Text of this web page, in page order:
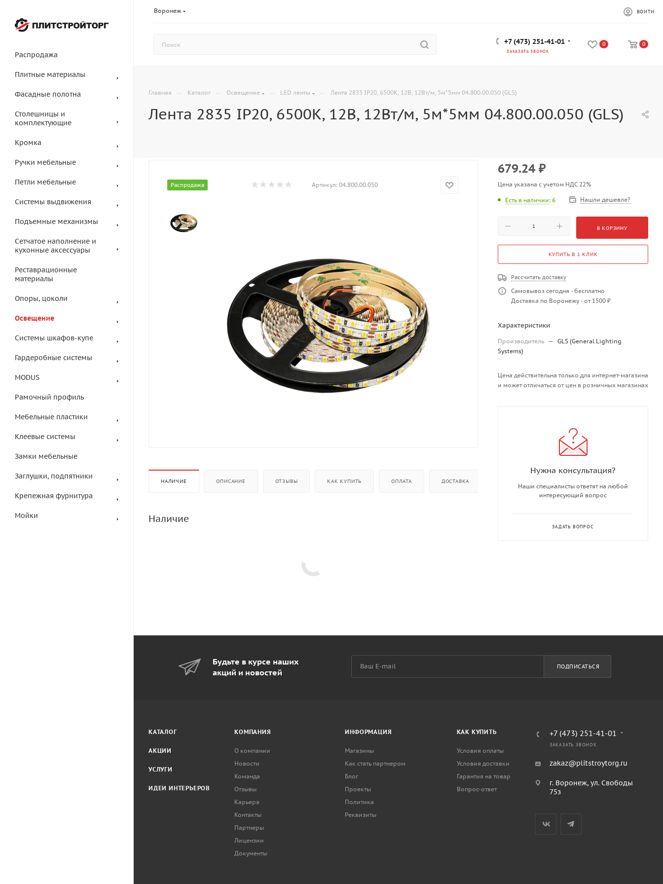
Воронеж ВОЙТИ
+7 (473) 251-41-01
ЗАКАЗАТЬ ЗВОНОК
0 0
Распродажа
Плитные материалы
Фасадные полотна
Столешницы и
комплектующие
Кромка
Ручки мебельные
Петли мебельные
Системы выдвижения
Подъемные механизмы
Сетчатое наполнение и
кухонные аксессуары
Реставрационные
материалы
Опоры, цоколи
Освещение
Системы шкафов-купе
Гардеробные системы
MODUS
Рамочный профиль
Мебельные пластики
Клеевые системы
Замки мебельные
Заглушки, подпятники
Крепежная фурнитура
Мойки
Главная — Каталог — Освещение — LED ленты — Лента 2835 IP20, 6500К, 12В, 12Вт/м, 5м*5мм 04.800.00.050 (GLS)
Лента 2835 IP20, 6500К, 12В, 12Вт/м, 5м*5мм 04.800.00.050 (GLS)
Распродажа Артикул: 04.800.00.050
НАЛИЧИЕ ОПИСАНИЕ ОТЗЫВЫ КАК КУПИТЬ ОПЛАТА ДОСТАВКА
Наличие
679.24 ₽
Цена указана с учетом НДС 22%
Есть в наличии: 6 Нашли дешевле?
В КОРЗИНУ
КУПИТЬ В 1 КЛИК
Рассчитать доставку
Самовывоз сегодня - бесплатно
Доставка по Воронежу - от 1500 ₽
Характеристики
Производитель — GLS (General Lighting
Systems)
Цена действительна только для интернет-магазина
и может отличаться от цен в розничных магазинах
Нужна консультация?
Наши специалисты ответят на любой
интересующий вопрос
ЗАДАТЬ ВОПРОС
Будьте в курсе наших
акций и новостей
ПОДПИСАТЬСЯ
КАТАЛОГ
АКЦИИ
УСЛУГИ
ИДЕИ ИНТЕРЬЕРОВ
КОМПАНИЯ
О компании
Новости
Команда
Отзывы
Карьера
Контакты
Партнеры
Лицензии
Документы
ИНФОРМАЦИЯ
Магазины
Как стать партнером
Блог
Проекты
Политика
Реквизиты
КАК КУПИТЬ
Условия оплаты
Условия доставки
Гарантия на товар
Вопрос-ответ
+7 (473) 251-41-01
ЗАКАЗАТЬ ЗВОНОК
zakaz@plitstroytorg.ru
г. Воронеж, ул. Свободы
75з